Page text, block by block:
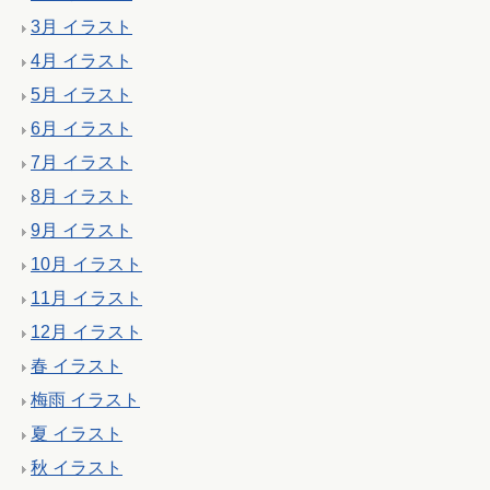
3月 イラスト
4月 イラスト
5月 イラスト
6月 イラスト
7月 イラスト
8月 イラスト
9月 イラスト
10月 イラスト
11月 イラスト
12月 イラスト
春 イラスト
梅雨 イラスト
夏 イラスト
秋 イラスト